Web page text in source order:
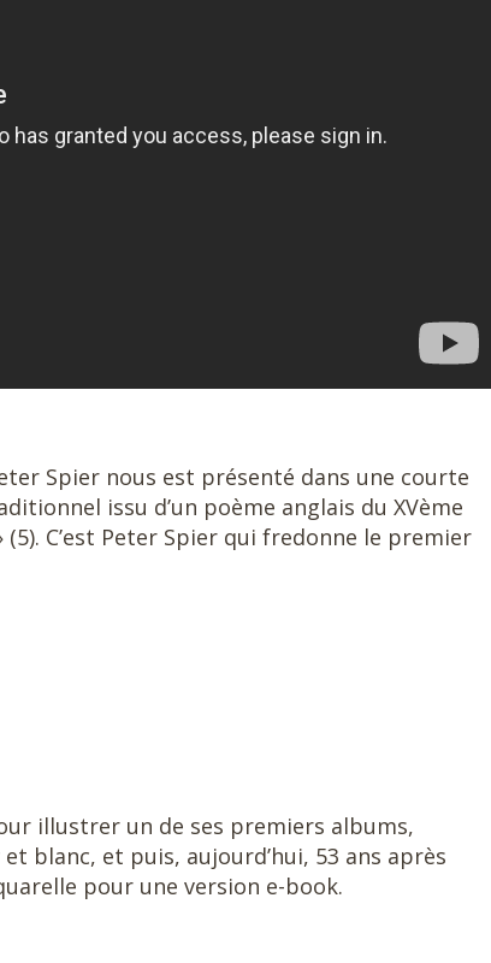
Spier nous est présenté dans une courte
issu d’un poème anglais du XVème
(5). C’est Peter Spier qui fredonne le premier
illustrer un de ses premiers albums,
blanc, et puis, aujourd’hui, 53 ans après
pour une version e-book.